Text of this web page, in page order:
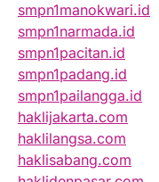
smpn1manokwari.id
smpn1narmada.id
smpn1pacitan.id
smpn1padang.id
smpn1pailangga.id
haklijakarta.com
haklilangsa.com
haklisabang.com